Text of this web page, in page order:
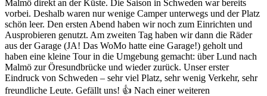
Malmö direkt an der Küste. Die Saison in Schweden war bereits
vorbei. Deshalb waren nur wenige Camper unterwegs und der Platz
schön leer. Den ersten Abend haben wir noch zum Einrichten und
Ausprobieren genutzt. Am zweiten Tag haben wir dann die Räder
aus der Garage (JA! Das WoMo hatte eine Garage!) geholt und
haben eine kleine Tour in die Umgebung gemacht: über Lund nach
Malmö zur Öresundbrücke und wieder zurück. Unser erster
Eindruck von Schweden – sehr viel Platz, sehr wenig Verkehr, sehr
freundliche Leute. Gefällt uns! 👍 Nach einer weiteren